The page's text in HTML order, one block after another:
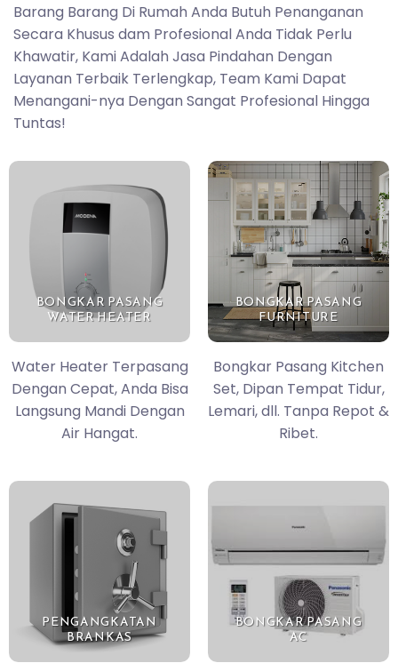
Barang Barang Di Rumah Anda Butuh Penanganan
Secara Khusus dam Profesional Anda Tidak Perlu
Khawatir, Kami Adalah Jasa Pindahan Dengan
Layanan Terbaik Terlengkap, Team Kami Dapat
Menangani-nya Dengan Sangat Profesional Hingga
Tuntas!
BONGKAR PASANG
WATER HEATER
Water Heater Terpasang
Dengan Cepat, Anda Bisa
Langsung Mandi Dengan
Air Hangat.
BONGKAR PASANG
FURNITURE
Bongkar Pasang Kitchen
Set, Dipan Tempat Tidur,
Lemari, dll. Tanpa Repot &
Ribet.
PENGANGKATAN
BRANKAS
BONGKAR PASANG
AC